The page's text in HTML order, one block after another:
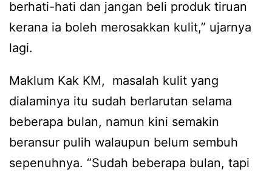
berhati-hati dan jangan beli produk tiruan
kerana ia boleh merosakkan kulit,” ujarnya
lagi.
Maklum Kak KM, masalah kulit yang
dialaminya itu sudah berlarutan selama
beberapa bulan, namun kini semakin
beransur pulih walaupun belum sembuh
sepenuhnya. “Sudah beberapa bulan, tapi